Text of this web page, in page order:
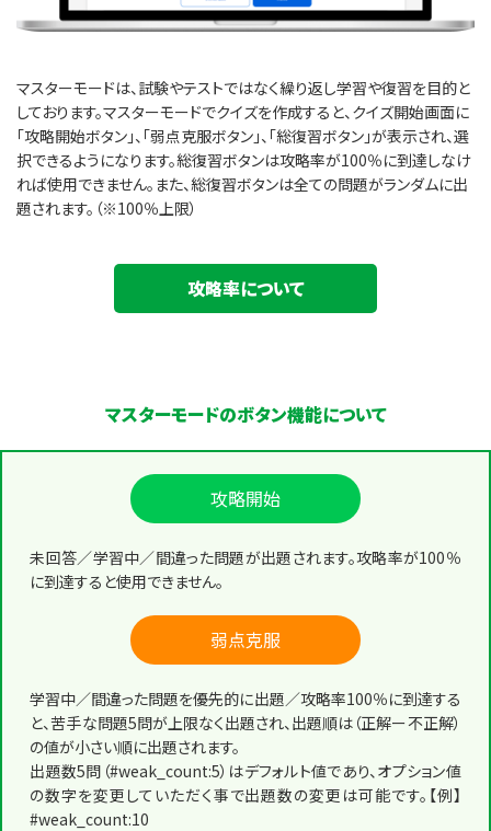
マスターモードは、試験やテストではなく繰り返し学習や復習を目的と
しております。マスターモードでクイズを作成すると、クイズ開始画面に
「攻略開始ボタン」、「弱点克服ボタン」、「総復習ボタン」が表示され、選
択できるようになります。総復習ボタンは攻略率が100％に到達しなけ
れば使用できません。また、総復習ボタンは全ての問題がランダムに出
題されます。（※100％上限）
攻略率について
マスターモードのボタン機能について
攻略開始
未回答／学習中／間違った問題が出題されます。攻略率が100％
に到達すると使用できません。
弱点克服
学習中／間違った問題を優先的に出題／攻略率100％に到達する
と、苦手な問題5問が上限なく出題され、出題順は（正解ー不正解）
の値が小さい順に出題されます。
出題数5問（#weak_count:5）はデフォルト値であり、オプション値
の数字を変更していただく事で出題数の変更は可能です。【例】
#weak_count:10